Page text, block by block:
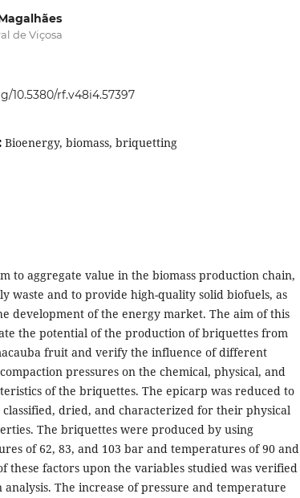
de Viçosa
10.5380/rf.v48i4.57397
Bioenergy, biomass, briquetting
to aggregate value in the biomass production chain,
waste and to provide high-quality solid biofuels, as
development of the energy market. The aim of this
the potential of the production of briquettes from
fruit and verify the influence of different
pressures on the chemical, physical, and
of the briquettes. The epicarp was reduced to
dried, and characterized for their physical
The briquettes were produced by using
of 62, 83, and 103 bar and temperatures of 90 and
these factors upon the variables studied was verified
The increase of pressure and temperature